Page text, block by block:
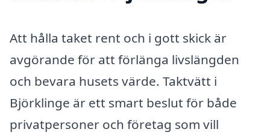
Att hålla taket rent och i gott skick är
avgörande för att förlänga livslängden
och bevara husets värde. Taktvätt i
Björklinge är ett smart beslut för både
privatpersoner och företag som vill